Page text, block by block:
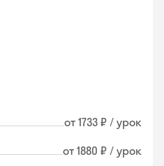
от 1733 ₽ / урок
от 1880 ₽ / урок